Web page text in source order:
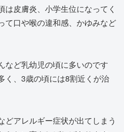
皮膚炎、小学生位になってく
て口や喉の違和感、かゆみなど
など乳幼児の頃に多いのです
く、3歳の頃には8割近くが治
どアレルギー症状が出てしまう